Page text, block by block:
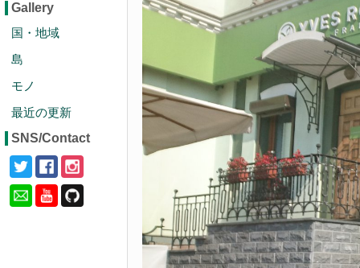
Gallery
国・地域
島
モノ
最近の更新
SNS/Contact